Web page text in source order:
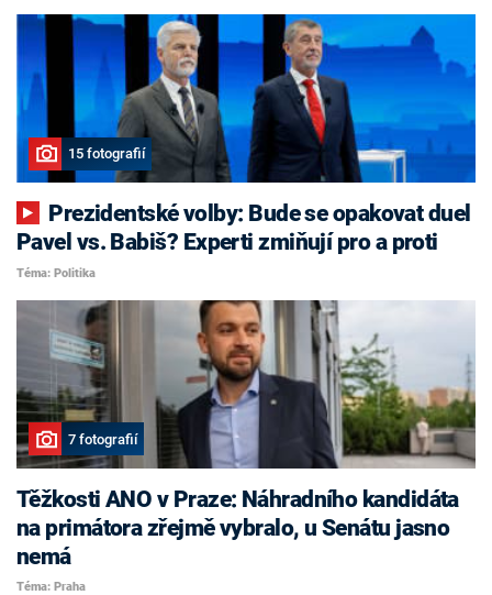
15 fotografií
Pavel vs. Babiš? Experti zmiňují pro a proti
Téma: Politika
7 fotografií
Těžkosti ANO v Praze: Náhradního kandidáta
na primátora zřejmě vybralo, u Senátu jasno
nemá
Téma: Praha